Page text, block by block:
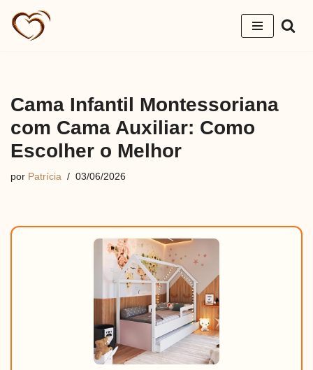
Pular
Cama Infantil Montessoriana
com Cama Auxiliar: Como
Escolher o Melhor
por Patrícia 03/06/2026